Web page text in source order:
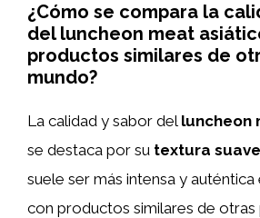
¿Cómo se compara la
del luncheon meat
productos similares de
mundo?
La calidad y sabor del luncheon
se destaca por su textura
suele ser más intensa y
con productos similares de otras